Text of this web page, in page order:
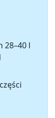
28–40 l